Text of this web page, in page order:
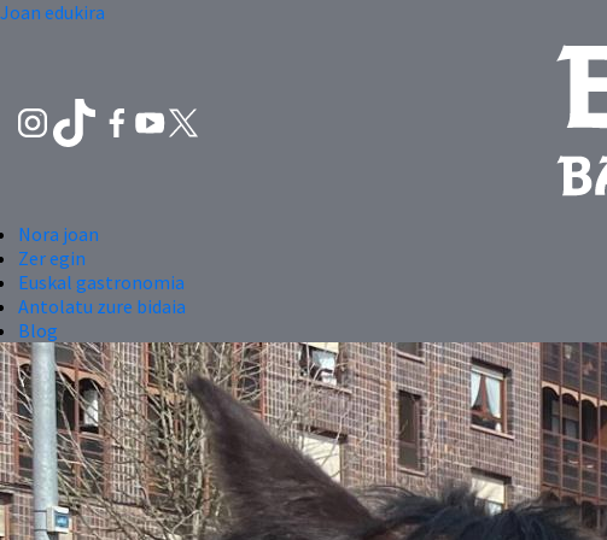
Joan edukira
Nora joan
Zer egin
Euskal gastronomia
Antolatu zure bidaia
Blog